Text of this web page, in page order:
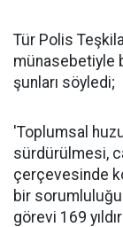
Tür Polis
münasebetiyle
şunları söyledi;
'Toplumsal
sürdürülmesi,
çerçevesinde
bir
görevi 169